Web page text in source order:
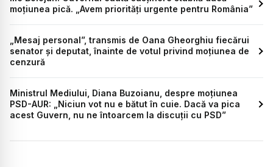
moțiunea pică. „Avem priorități urgente pentru România”
„Mesaj personal”, transmis de Oana Gheorghiu fiecărui
senator și deputat, înainte de votul privind moțiunea de
cenzură
Ministrul Mediului, Diana Buzoianu, despre moțiunea
PSD-AUR: „Niciun vot nu e bătut în cuie. Dacă va pica
acest Guvern, nu ne întoarcem la discuții cu PSD”